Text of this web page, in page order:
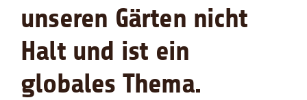
unseren Gärten nicht
Halt und ist ein
globales Thema.